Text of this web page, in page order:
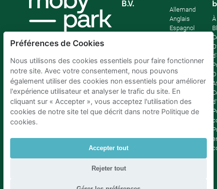
B.V.
Allemand
Anglais
Espagnol
Parking Rotterdam|Parking Eindhoven
Préférences de Cookies
Nous utilisons des cookies essentiels pour faire fonctionner
notre site. Avec votre consentement, nous pouvons
également utiliser des cookies non essentiels pour améliorer
l'expérience utilisateur et analyser le trafic du site. En
cliquant sur « Accepter », vous acceptez l'utilisation des
cookies de notre site tel que décrit dans notre Politique de
cookies.
Accepter tout
Rejeter tout